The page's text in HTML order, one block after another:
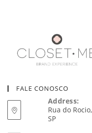
FALE CONOSCO
Address:
Rua do
SP